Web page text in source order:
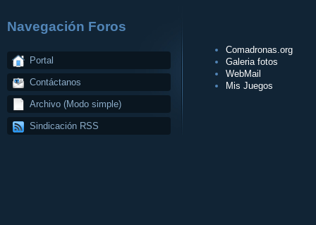
Navegación Foros
Portal
Contáctanos
Archivo (Modo simple)
Sindicación RSS
Comadronas.org
Galeria fotos
WebMail
Mis Juegos